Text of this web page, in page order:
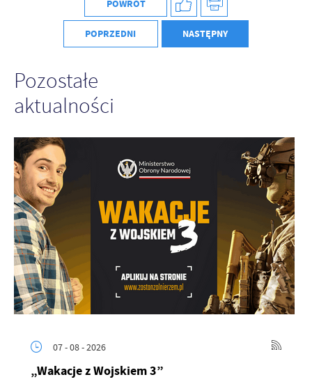
POWRÓT
POPRZEDNI NASTĘPNY
Pozostałe
aktualności
07 - 08 - 2026
„Wakacje z Wojskiem 3”